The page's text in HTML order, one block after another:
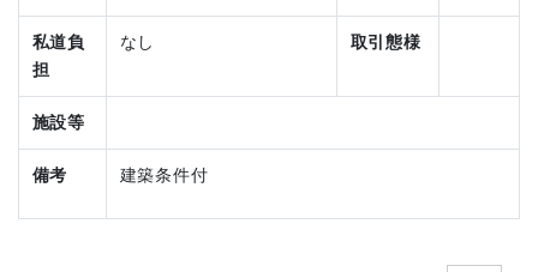
私道負
担
なし 取引態様
施設等
備考 建築条件付